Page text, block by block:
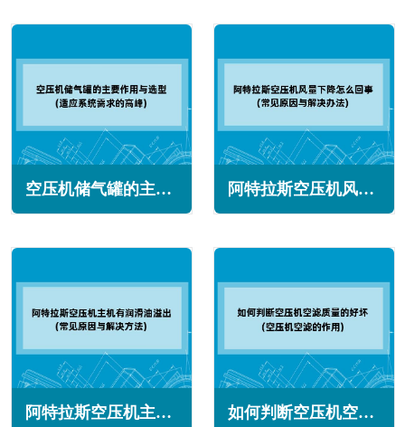
空压机储气罐的主要作用与选型(适应系统需求的高峰) 阿特拉斯空压机风量下降怎么回事(常见原因与解决办法)
阿特拉斯空压机主机有润滑油溢出怎么办(常见原因与解决方法) 如何判断空压机空滤质量的好坏(空压机空滤的作用)